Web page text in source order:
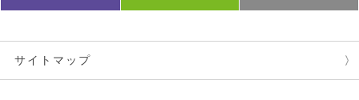
サイトマップ